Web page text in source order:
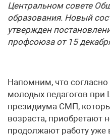
Центральном совете
образования. Новый
утвержден
профсоюза от 15
Напомним, что
молодых педагогов
президиума СМП,
возраста, приобретают
продолжают работу уже